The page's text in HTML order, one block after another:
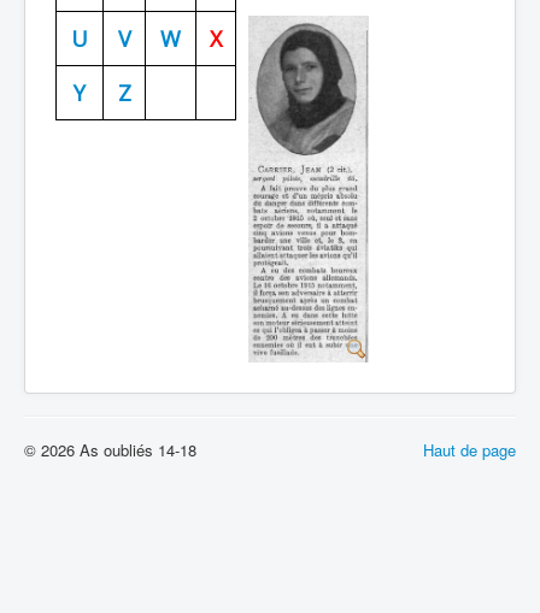
Cahiers des As
U
V W
X
Y
Z
Haut de page
© 2026 As oubliés 14-18